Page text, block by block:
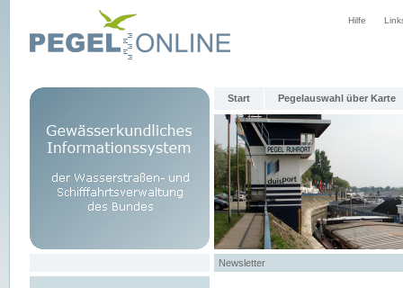
Hilfe
Start Pegelauswahl über Karte
Newsletter